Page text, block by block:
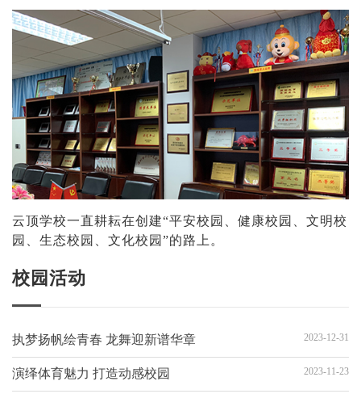
云顶学校一直耕耘在创建“平安校园、健康校园、文明校
园、生态校园、文化校园”的路上。
校园活动
执梦扬帆绘青春 龙舞迎新谱华章 2023-12-31
演绎体育魅力 打造动感校园 2023-11-23